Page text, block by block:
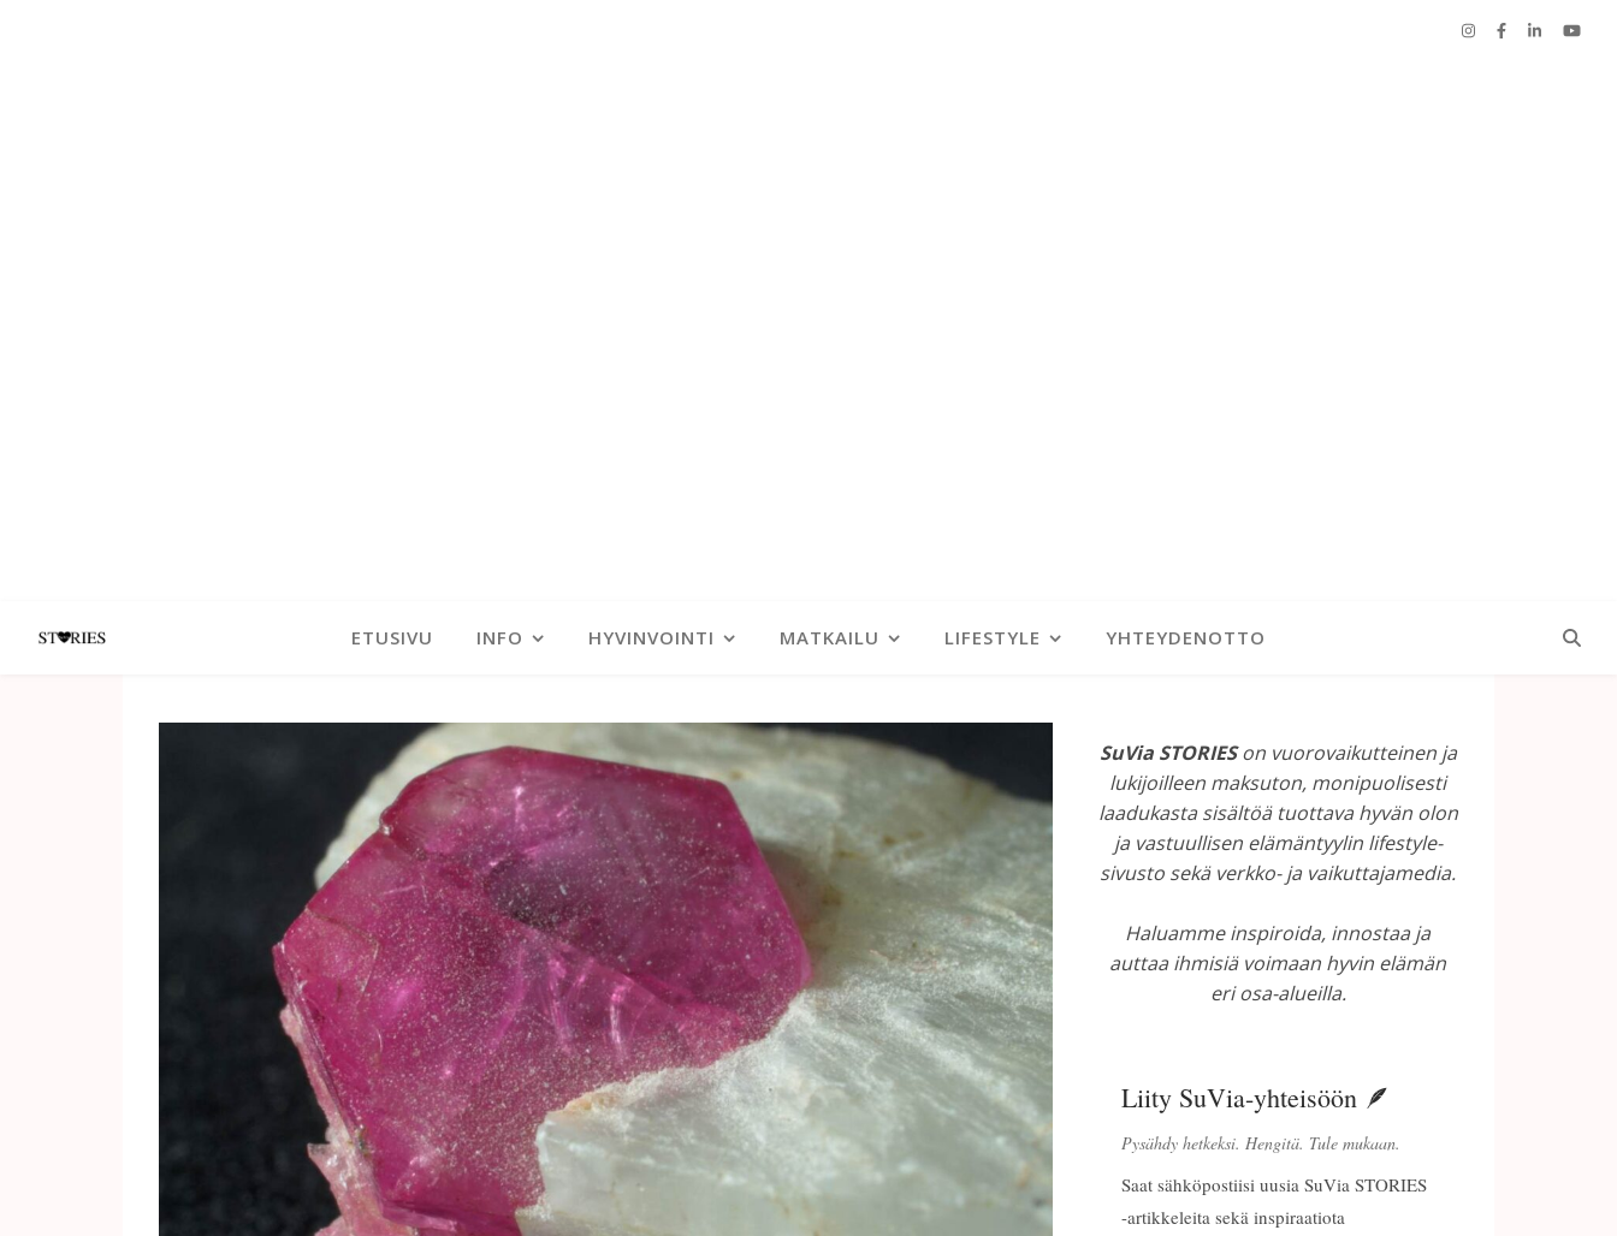
ETUSIVU INFO HYVINVOINTI MATKAILU LIFESTYLE YHTEYDENOTTO
SuVia STORIESon vuorovaikutteinen ja
lukijoilleen maksuton, monipuolisesti
laadukasta sisältöä tuottava hyvän olon
ja vastuullisen elämäntyylin lifestyle-
sivusto sekä verkko- ja vaikuttajamedia.
Haluamme inspiroida, innostaa ja
auttaa ihmisiä voimaan hyvin elämän
eri osa-alueilla.
Liity SuVia-yhteisöön 🪶
Pysähdy hetkeksi. Hengitä. Tule mukaan.
Saat sähköpostiisi uusia SuVia STORIES
-artikkeleita sekä inspiraatiota